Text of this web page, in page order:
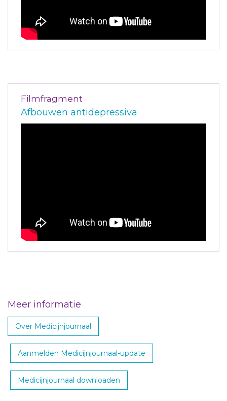
Filmfragment
Afbouwen antidepressiva
Meer informatie
Over Medicijnjournaal
Aanmelden Medicijnjournaal-update
Medicijnjournaal downloaden